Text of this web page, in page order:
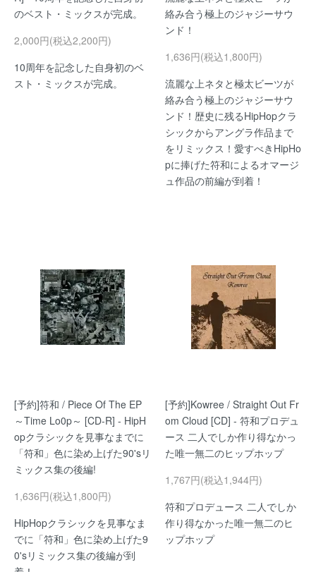
のベスト・ミックスが完成。
2,000円(税込2,200円)
10周年を記念した自身初のベ
スト・ミックスが完成。
絡み合う極上のジャジーサウ
ンド！
1,636円(税込1,800円)
流麗な上ネタと極太ビーツが
絡み合う極上のジャジーサウ
ンド！歴史に残るHipHopクラ
シックからアングラ作品まで
をリミックス！愛すべきHipHo
pに捧げた符和によるオマージ
ュ作品の前編が到着！
[予約]符和 / Piece Of The EP
～Time Lo0p～ [CD-R] - HipH
opクラシックを見事なまでに
「符和」色に染め上げた90'sリ
ミックス集の後編!
1,636円(税込1,800円)
HipHopクラシックを見事なま
でに「符和」色に染め上げた9
0'sリミックス集の後編が到
[予約]Kowree / Straight Out Fr
om Cloud [CD] - 符和プロデュ
ース 二人でしか作り得なかっ
た唯一無二のヒップホップ
1,767円(税込1,944円)
符和プロデュース 二人でしか
作り得なかった唯一無二のヒ
ップホップ